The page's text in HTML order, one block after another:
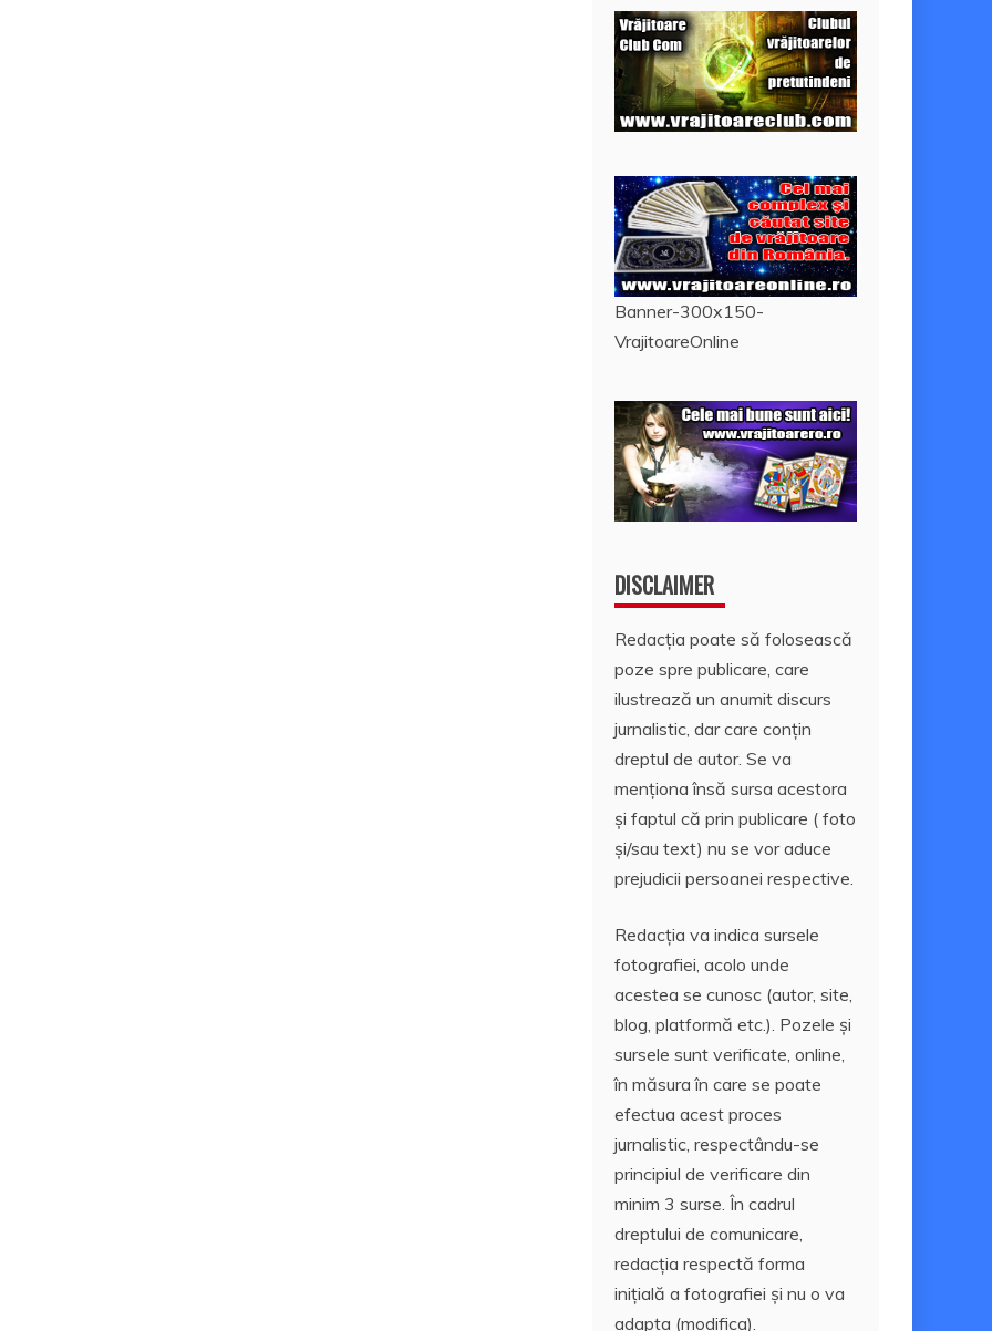
Banner-300x150-
VrajitoareOnline
DISCLAIMER
Redacția poate să folosească
poze spre publicare, care
ilustrează un anumit discurs
jurnalistic, dar care conțin
dreptul de autor. Se va
menționa însă sursa acestora
și faptul că prin publicare ( foto
și/sau text) nu se vor aduce
prejudicii persoanei respective.
Redacția va indica sursele
fotografiei, acolo unde
acestea se cunosc (autor, site,
blog, platformă etc.). Pozele și
sursele sunt verificate, online,
în măsura în care se poate
efectua acest proces
jurnalistic, respectându-se
principiul de verificare din
minim 3 surse. În cadrul
dreptului de comunicare,
redacția respectă forma
inițială a fotografiei și nu o va
adapta (modifica).